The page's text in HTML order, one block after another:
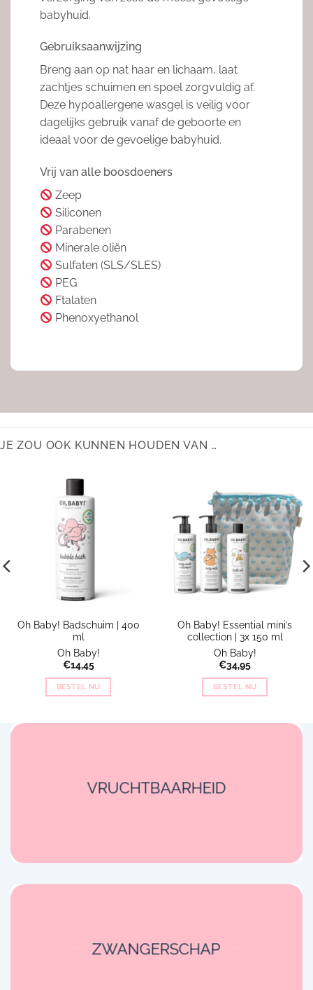
babyhuid.
Gebruiksaanwijzing
Breng aan op nat haar en lichaam, laat
zachtjes schuimen en spoel zorgvuldig af.
Deze hypoallergene wasgel is veilig voor
dagelijks gebruik vanaf de geboorte en
ideaal voor de gevoelige babyhuid.
Vrij van alle boosdoeners
Zeep
Siliconen
Parabenen
Minerale oliën
Sulfaten (SLS/SLES)
PEG
Ftalaten
Phenoxyethanol
JE ZOU OOK KUNNEN HOUDEN VAN …
Oh Baby! Badschuim | 400
ml
Oh Baby!
€14,45
BESTEL NU
Oh Baby! Essential mini’s
collection | 3x 150 ml
Oh Baby!
€34,95
BESTEL NU
VRUCHTBAARHEID
ZWANGERSCHAP